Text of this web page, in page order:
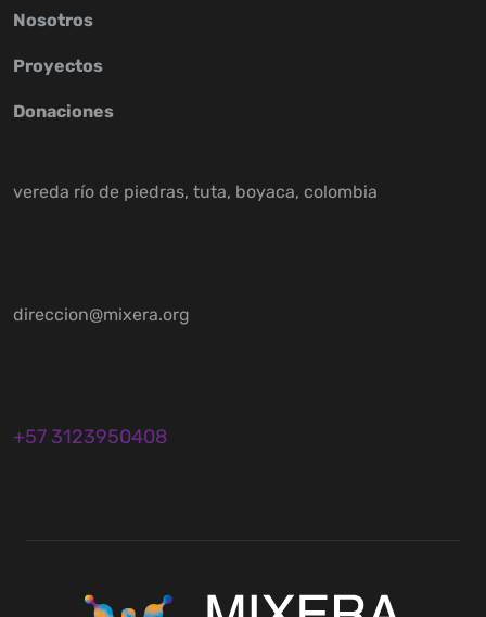
Nosotros
Proyectos
Donaciones
vereda río de piedras, tuta, boyaca, colombia
direccion@mixera.org
+57 3123950408